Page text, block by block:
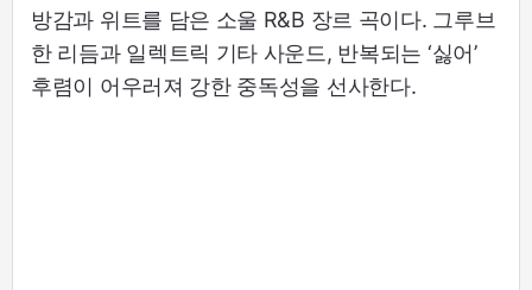
방감과 위트를 담은 소울 R&B 장르 곡이다. 그루브
한 리듬과 일렉트릭 기타 사운드, 반복되는 ‘싫어’
후렴이 어우러져 강한 중독성을 선사한다.